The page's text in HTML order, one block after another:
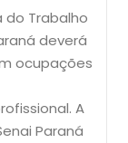
do Trabalho
deverá
ocupações
A
Paraná